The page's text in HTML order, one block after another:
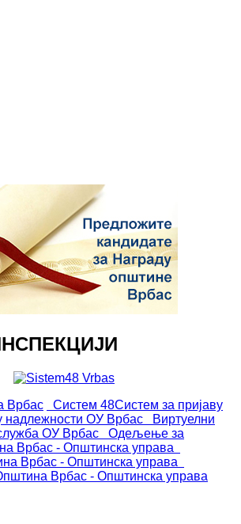
Врбас Систем 48Систем за пријаву
надлежности ОУ Врбас
Виртуелни
ОУ Врбас
Одељење за
Врбас - Општинска управа
Врбас - Општинска управа
Врбас - Општинска управа